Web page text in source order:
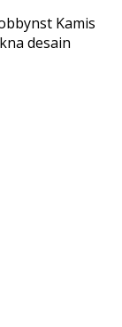
Kamis
desain